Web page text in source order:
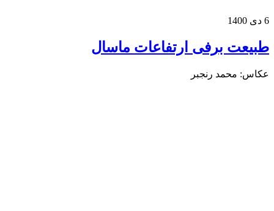
برفی ارتفاعات ماسال
محمد رنجبر